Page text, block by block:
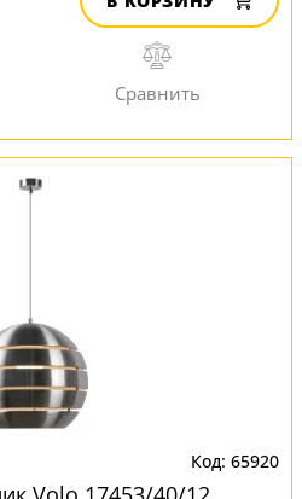
65920